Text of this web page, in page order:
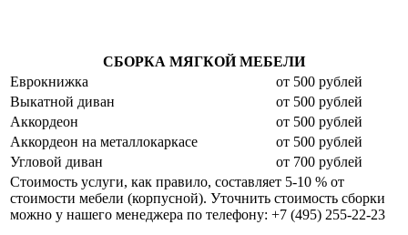
СБОРКА МЯГКОЙ МЕБЕЛИ
Еврокнижка
от 500 рублей
Выкатной диван
от 500 рублей
Аккордеон
от 500 рублей
Аккордеон на металлокаркасе
от 500 рублей
Угловой диван
от 700 рублей
Стоимость услуги, как правило, составляет 5-10 % от
стоимости мебели (корпусной). Уточнить стоимость сборки
можно у нашего менеджера по телефону: +7 (495) 255-22-23